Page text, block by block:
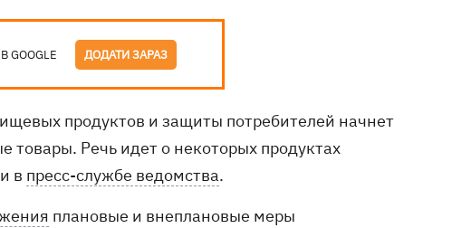
ДОДАТИ ЗАРАЗ
продуктов и защиты потребителей начнет
товары. Речь идет о некоторых продуктах
в пресс-службе ведомства.
плановые и внеплановые меры